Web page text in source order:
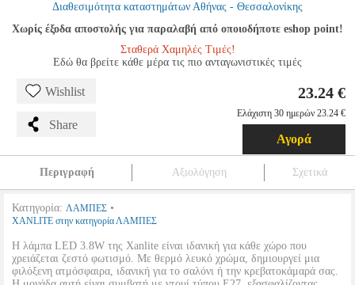
Διαθεσιμότητα καταστημάτων Αθήνας - Θεσσαλονίκης
Χωρίς έξοδα αποστολής για παραλαβή από οποιοδήποτε eshop point!
Σταθερά Χαμηλές Τιμές!
Εδώ θα βρείτε κάθε μέρα τις πιο ανταγωνιστικές τιμές
Wishlist
Share
23.24 €
Ελάχιστη 30 ημερών 23.24 €
Αγορά
Περιγραφή Αξιολόγηση Σχετικά
Κατηγορία: ΛΑΜΠΕΣ •
XANLITE στην κατηγορία ΛΑΜΠΕΣ
Η λάμπα LED 3.8W της Xanlite είναι ιδανική για κάθε χώρο που
χρειάζεται ζεστό φωτισμό. Με θερμό λευκό χρώμα, δημιουργεί μια
φιλόξενη ατμόσφαιρα, ιδανική για το σαλόνι ή την κρεβατοκάμαρά σας.